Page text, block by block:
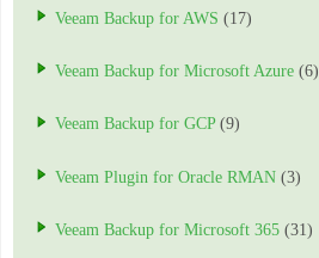
Veeam Backup for AWS (17)
Veeam Backup for Microsoft Azure (6)
Veeam Backup for GCP(9)
Veeam Plugin for Oracle RMAN (3)
Veeam Backup for Microsoft 365 (31)